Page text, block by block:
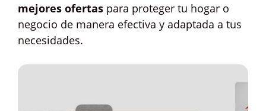
mejores ofertas para proteger tu hogar o
negocio de manera efectiva y adaptada a tus
necesidades.